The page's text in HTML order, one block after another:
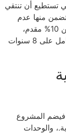
تستطيع أن تنتقي
تضمن منها عدم
التعثر في الدفع أو السداد، وهذه الباقات تبدأ من 10% مقدم،
وتستطيع تسديد المتبقي من صمن الوحدة بالكامل على 8 سنوات
فيضم المشروع
والوحدات